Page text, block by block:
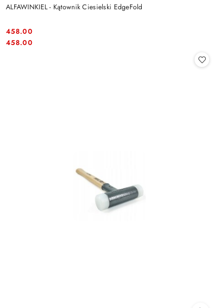
ALFAWINKIEL - Kątownik Ciesielski EdgeFold
Cena:
458.00
Cena:
458.00